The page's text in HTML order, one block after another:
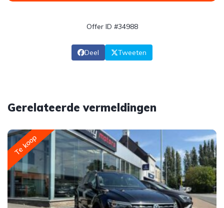
Offer ID #34988
Deel Tweeten
Gerelateerde vermeldingen
Te koop